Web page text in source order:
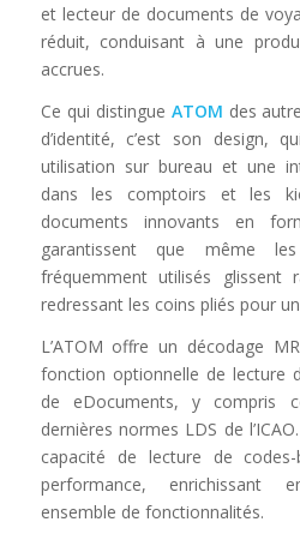
et lecteur de documents de
réduit, conduisant à une
accrues.
Ce qui distingue ATOM des
d’identité, c’est son design,
utilisation sur bureau et une
dans les comptoirs et les
documents innovants en
garantissent que même
fréquemment utilisés glissent
redressant les coins pliés pour
L’ATOM offre un décodage
fonction optionnelle de lecture
de eDocuments, y compris
dernières normes LDS de
capacité de lecture de
performance, enrichissant
ensemble de fonctionnalités.